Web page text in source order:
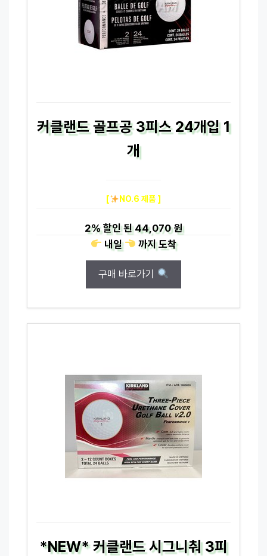
커클랜드 골프공 3피스 24개입 1
개
[ NO.6 제품 ]
2%할인 된44,070 원
내일
까지도착
구매 바로가기
*NEW* 커클랜드 시그니춰 3피